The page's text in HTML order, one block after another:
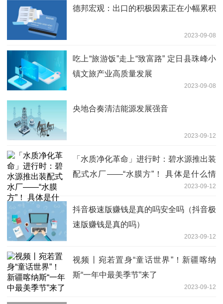
德邦宏观：出口的积极因素正在小幅累积
2023-09-08
吃上“旅游饭”走上“致富路” 定日县珠峰小
镇文旅产业高质量发展
2023-09-08
央地合奏清洁能源发展强音
2023-09-12
「水质净化革命」进行时：碧水源推出装
配式水厂——“水膜方”！ 具体是什么情
2023-09-12
抖音极速版赚钱是真的吗安全吗（抖音极
速版赚钱是真的吗）
2023-09-12
视频丨宛若置身“童话世界”！新疆喀纳
斯“一年中最美季节”来了
2023-09-12